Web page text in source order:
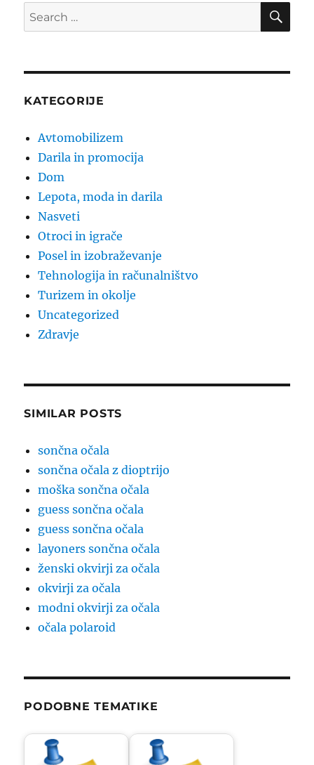
Search
for:
KATEGORIJE
Avtomobilizem
Darila in promocija
Dom
Lepota, moda in darila
Nasveti
Otroci in igrače
Posel in izobraževanje
Tehnologija in računalništvo
Turizem in okolje
Uncategorized
Zdravje
SIMILAR POSTS
sončna očala
sončna očala z dioptrijo
moška sončna očala
guess sončna očala
guess sončna očala
layoners sončna očala
ženski okvirji za očala
okvirji za očala
modni okvirji za očala
očala polaroid
PODOBNE TEMATIKE